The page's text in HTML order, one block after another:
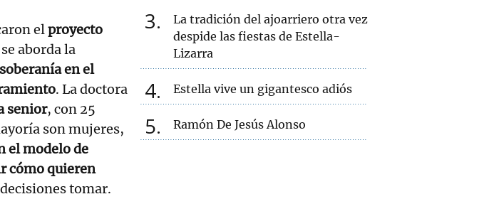
elproyecto
aborda la
en el
. La doctora
senior, con 25
son mujeres,
el modelo de
cómo quieren
tomar.
3
La tradición del ajoarriero otra vez
despide las fiestas de Estella-
Lizarra
4 Estella vive un gigantesco adiós
5 Ramón De Jesús Alonso